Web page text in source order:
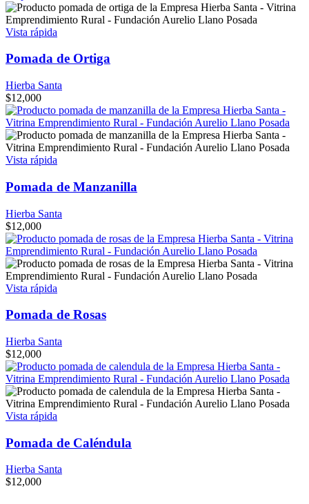
Vista rápida
Pomada de Ortiga
Hierba Santa
$12,000
Vista rápida
Pomada de Manzanilla
Hierba Santa
$12,000
Vista rápida
Pomada de Rosas
Hierba Santa
$12,000
Vista rápida
Pomada de Caléndula
Hierba Santa
$12,000